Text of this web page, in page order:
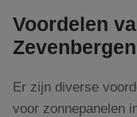
Voordelen
Zevenbergen
Er zijn diverse
voor zonnepanelen